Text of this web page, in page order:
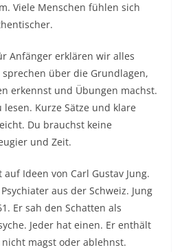
Viele Menschen fühlen sich
Anfänger erklären wir alles
über die Grundlagen,
erkennst und Übungen machst.
Kurze Sätze und klare
Du brauchst keine
und Zeit.​
Ideen von Carl Gustav Jung.
aus der Schweiz. Jung
Er sah den Schatten als
Jeder hat einen. Er enthält
magst oder ablehnst.​